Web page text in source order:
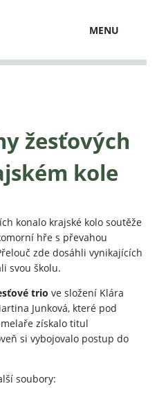
MENU
žesťových
kole
konalo krajské kolo soutěže
hře s převahou
zde dosáhli vynikajících
svou školu.
trio ve složení Klára
Junková, které pod
získalo titul
si vybojovalo postup do
soubory: